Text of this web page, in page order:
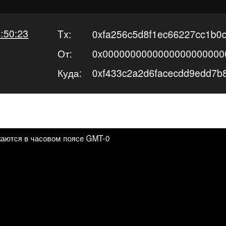
Tx:
От:
Куда:
в часовом поясеGMT-0